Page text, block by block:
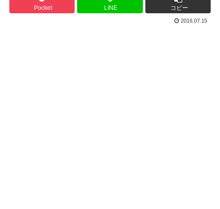
Pocket LINE コピー
2016.07.15